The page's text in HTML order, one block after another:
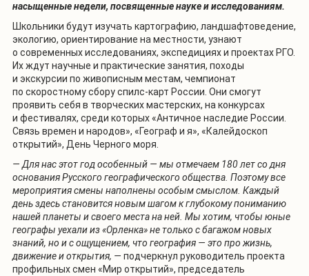
насыщенные недели, посвященные науке и исследованиям.
Школьники будут изучать картографию, ландшафтоведение,
экологию, ориентирование на местности, узнают
о современных исследованиях, экспедициях и проектах РГО.
Их ждут научные и практические занятия, походы
и экскурсии по живописным местам, чемпионат
по скоростному сбору спилс-карт России. Они смогут
проявить себя в творческих мастерских, на конкурсах
и фестивалях, среди которых «Античное наследие России.
Связь времен и народов», «Географ и я», «Калейдоскоп
открытий», День Черного моря.
— Для нас этот год особенный — мы отмечаем 180 лет со дня
основания Русского географического общества. Поэтому все
мероприятия смены наполнены особым смыслом. Каждый
день здесь становится новым шагом к глубокому пониманию
нашей планеты и своего места на ней. Мы хотим, чтобы юные
географы уехали из «Орленка» не только с багажом новых
знаний, но и с ощущением, что география — это про жизнь,
движение и открытия, — подчеркнул руководитель проекта
профильных смен «Мир открытий», председатель